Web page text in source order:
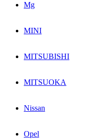
Mg
MINI
MITSUBISHI
MITSUOKA
Nissan
Opel